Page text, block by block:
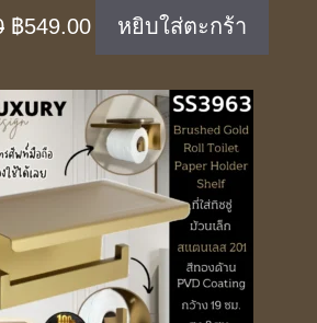
Original
was:
฿850.00.
฿549.00 Current
price
is:
฿549.00.
หยิบใส่ตะกร้า